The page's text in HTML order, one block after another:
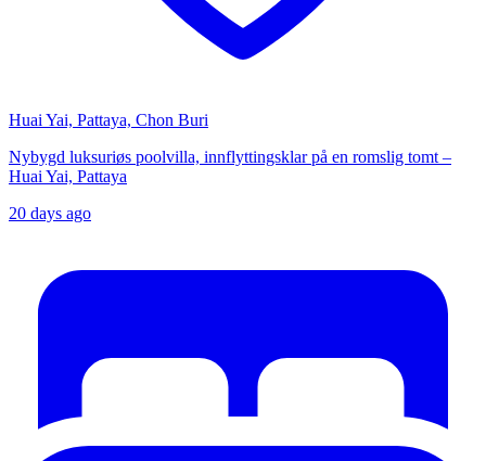
Huai Yai, Pattaya, Chon Buri
Nybygd luksuriøs poolvilla, innflyttingsklar på en romslig tomt –
Huai Yai, Pattaya
20 days ago